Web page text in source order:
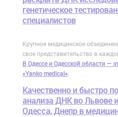
генетическое
специалистов
Крупное медицинское
свое представительство в
В Одессе и Одесской области —
«Yanko medical»
Качественно и быстро
анализа ДНК во Львове
Одесса, Днепр в